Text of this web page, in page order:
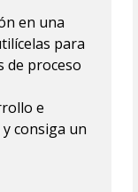
en una
para
de proceso
e
consiga un